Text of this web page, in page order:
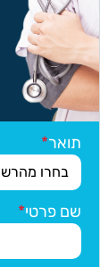
תואר
שם פרטי